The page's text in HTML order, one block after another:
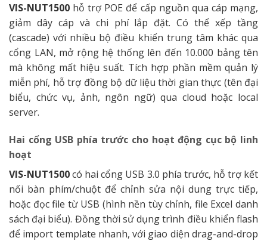
VIS-NUT1500 hỗ trợ POE để cấp nguồn qua cáp mạng,
giảm dây cáp và chi phí lắp đặt. Có thể xếp tầng
(cascade) với nhiều bộ điều khiển trung tâm khác qua
cổng LAN, mở rộng hệ thống lên đến 10.000 bảng tên
mà không mất hiệu suất. Tích hợp phần mềm quản lý
miễn phí, hỗ trợ đồng bộ dữ liệu thời gian thực (tên đại
biểu, chức vụ, ảnh, ngôn ngữ) qua cloud hoặc local
server.
Hai cổng USB phía trước cho hoạt động cục bộ linh
hoạt
VIS-NUT1500có hai cổng USB 3.0 phía trước, hỗ trợ kết
nối bàn phím/chuột để chỉnh sửa nội dung trực tiếp,
hoặc đọc file từ USB (hình nền tùy chỉnh, file Excel danh
sách đại biểu). Đồng thời sử dụng trình điều khiển flash
để import template nhanh, với giao diện drag-and-drop